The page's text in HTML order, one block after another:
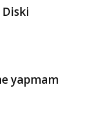
yapmam